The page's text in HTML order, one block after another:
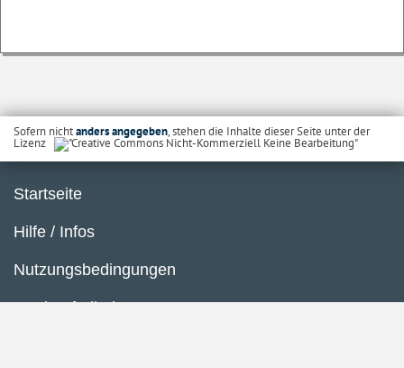
Sofern nichtanders angegeben, stehen die Inhalte dieser Seite unter der
Lizenz
Startseite
Hilfe / Infos
Nutzungsbedingungen
Barrierefreiheit